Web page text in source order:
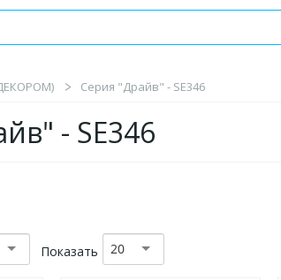
ДЕКОРОМ) Серия "Драйв" - SE346
- SE346
Показать 20